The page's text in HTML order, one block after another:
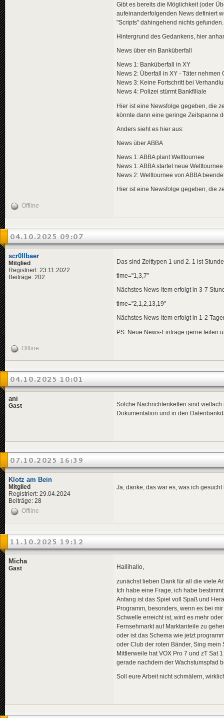
Gibt es bereits die Möglichkeit (oder
aufeinanderfolgenden News definiert
"Scripts" dahingehend nichts gefunden.
Hintergrund des Gedankens, hier
News über ein Banküberfall
News 1: Banküberfall in XY
News 2: Überfall in XY - Täter nehmen
News 3: Keine Fortschritt bei
News 4: Polizei stürmt Bankfiliale
Hier ist eine Newsfolge gegeben, die
könnte dann eine geringe Zeitspanne
Anders sieht es hier aus:
News über ABBA
News 1: ABBA plant Welttournee
News 1: ABBA startet neue Welttournee
News 2: Welttournee von ABBA
Hier ist eine Newsfolge gegeben, die
Offline
04.10.2025 09:07
scr0llbaer
Mitglied
Registriert: 23.11.2022
Beiträge: 202
Das sind Zeittypen 1 und 2. 1 ist
time="1,3,7"
Nächstes News-Item erfolgt in 3-7
time="2,1,2,13,19"
Nächstes News-Item erfolgt in 1-2
PS: Neue News-Einträge gerne teilen
Offline
04.10.2025 10:01
ani
Gast
Solche Nachrichtenketten sind
Dokumentation und in den
07.10.2025 16:39
Klotz am Bein
Mitglied
Registriert: 29.04.2024
Beiträge: 28
Ja, danke, das war es, was ich
Offline
11.10.2025 19:12
Micha
Gast Hallihallo,
zunächst lieben Dank für all die viele
Ich habe eine Frage, ich habe
Anfang ist das Spiel voll Spaß und
Programm, besonders, wenn es bei
Schwelle erreicht ist, wird es mehr
Fernsehmarkt auf Marktanteile zu
oder ist das Schema wie jetzt
oder Club der roten Bänder, Sing
Mittlerweile hat VOX Pro 7 und zT Sat
gerade nachdem der Wachstumspfad
Soll eure Arbeit nicht schmälern,